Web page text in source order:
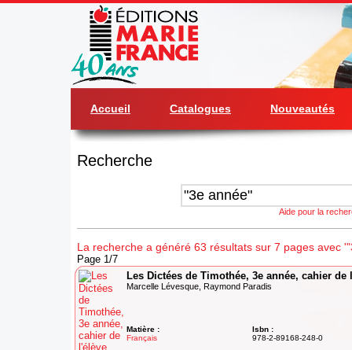
Accueil Catalogues Nouveautés
Recherche
Aide pour la
La recherche a généré 63 résultats sur 7 pages avec
Page 1/7
Les Dictées de Timothée, 3e année, cahier de
Marcelle Lévesque, Raymond Paradis
Matière :
Français
Isbn :
978-2-89168-248-0